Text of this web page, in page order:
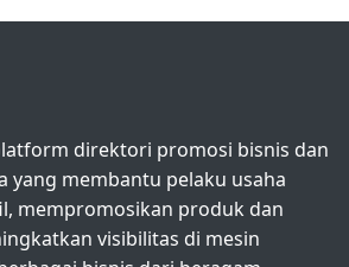
direktori promosi bisnis dan
yang membantu pelaku usaha
mempromosikan produk dan
visibilitas di mesin